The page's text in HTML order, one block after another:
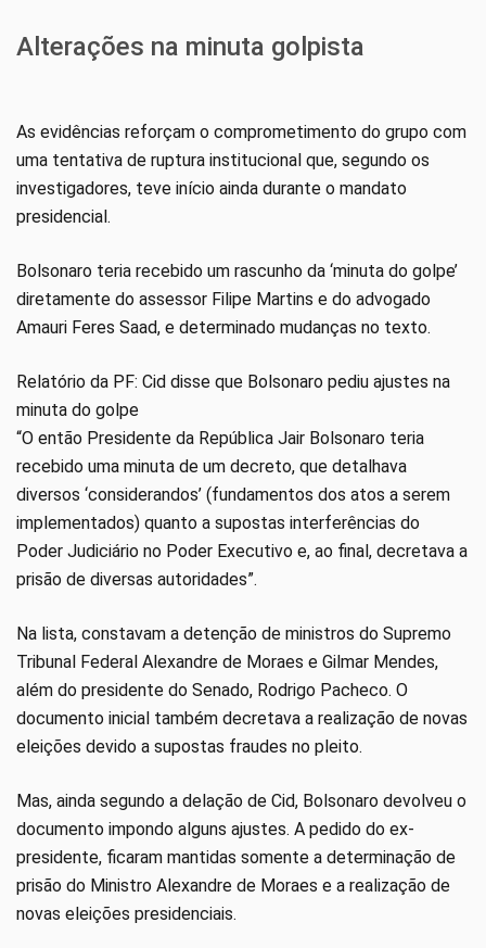
Alterações na minuta golpista
As evidências reforçam o comprometimento do grupo com
uma tentativa de ruptura institucional que, segundo os
investigadores, teve início ainda durante o mandato
presidencial.
Bolsonaro teria recebido um rascunho da ‘minuta do golpe’
diretamente do assessor Filipe Martins e do advogado
Amauri Feres Saad, e determinado mudanças no texto.
Relatório da PF: Cid disse que Bolsonaro pediu ajustes na
minuta do golpe
“O então Presidente da República Jair Bolsonaro teria
recebido uma minuta de um decreto, que detalhava
diversos ‘considerandos’ (fundamentos dos atos a serem
implementados) quanto a supostas interferências do
Poder Judiciário no Poder Executivo e, ao final, decretava a
prisão de diversas autoridades”.
Na lista, constavam a detenção de ministros do Supremo
Tribunal Federal Alexandre de Moraes e Gilmar Mendes,
além do presidente do Senado, Rodrigo Pacheco. O
documento inicial também decretava a realização de novas
eleições devido a supostas fraudes no pleito.
Mas, ainda segundo a delação de Cid, Bolsonaro devolveu o
documento impondo alguns ajustes. A pedido do ex-
presidente, ficaram mantidas somente a determinação de
prisão do Ministro Alexandre de Moraes e a realização de
novas eleições presidenciais.